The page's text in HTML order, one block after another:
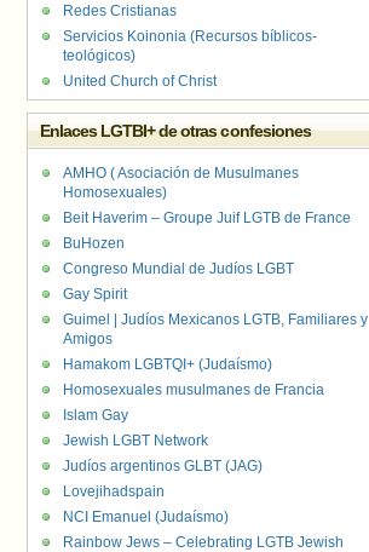
Redes Cristianas
Servicios Koinonia (Recursos bíblicos-
teológicos)
United Church of Christ
Enlaces LGTBI+ de otras confesiones
AMHO ( Asociación de Musulmanes
Homosexuales)
Beit Haverim – Groupe Juif LGTB de France
BuHozen
Congreso Mundial de Judíos LGBT
Gay Spirit
Guimel | Judíos Mexicanos LGTB, Familiares y
Amigos
Hamakom LGBTQI+ (Judaísmo)
Homosexuales musulmanes de Francia
Islam Gay
Jewish LGBT Network
Judíos argentinos GLBT (JAG)
Lovejihadspain
NCI Emanuel (Judaísmo)
Rainbow Jews – Celebrating LGTB Jewish